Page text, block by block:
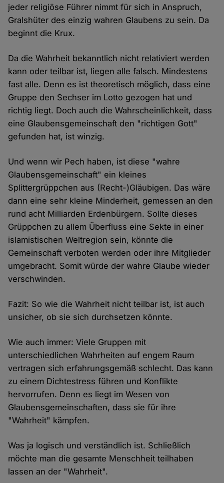
jeder religiöse Führer nimmt für sich in Anspruch,
Gralshüter des einzig wahren Glaubens zu sein. Da
beginnt die Krux.
Da die Wahrheit bekanntlich nicht relativiert werden
kann oder teilbar ist, liegen alle falsch. Mindestens
fast alle. Denn es ist theoretisch möglich, dass eine
Gruppe den Sechser im Lotto gezogen hat und
richtig liegt. Doch auch die Wahrscheinlichkeit, dass
eine Glaubensgemeinschaft den "richtigen Gott"
gefunden hat, ist winzig.
Und wenn wir Pech haben, ist diese "wahre
Glaubensgemeinschaft" ein kleines
Splittergrüppchen aus (Recht-)Gläubigen. Das wäre
dann eine sehr kleine Minderheit, gemessen an den
rund acht Milliarden Erdenbürgern. Sollte dieses
Grüppchen zu allem Überfluss eine Sekte in einer
islamistischen Weltregion sein, könnte die
Gemeinschaft verboten werden oder ihre Mitglieder
umgebracht. Somit würde der wahre Glaube wieder
verschwinden.
Fazit: So wie die Wahrheit nicht teilbar ist, ist auch
unsicher, ob sie sich durchsetzen könnte.
Wie auch immer: Viele Gruppen mit
unterschiedlichen Wahrheiten auf engem Raum
vertragen sich erfahrungsgemäß schlecht. Das kann
zu einem Dichtestress führen und Konflikte
hervorrufen. Denn es liegt im Wesen von
Glaubensgemeinschaften, dass sie für ihre
"Wahrheit" kämpfen.
Was ja logisch und verständlich ist. Schließlich
möchte man die gesamte Menschheit teilhaben
lassen an der "Wahrheit".